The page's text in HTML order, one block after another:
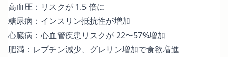
高血圧：リスクが 1.5 倍に
糖尿病：インスリン抵抗性が増加
心臓病：心血管疾患リスクが 22〜57%増加
肥満：レプチン減少、グレリン増加で食欲増進